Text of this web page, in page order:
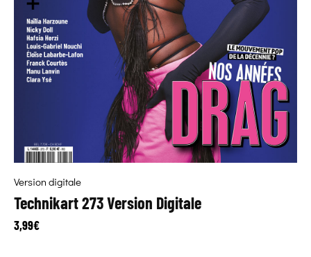
Version digitale
Technikart 273 Version Digitale
3,99€